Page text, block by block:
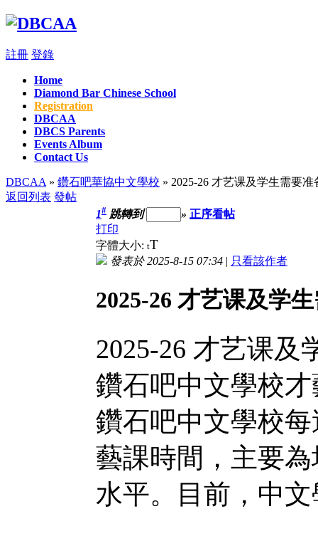
註冊 登錄
Home
Diamond Bar Chinese School
Registration
DBCAA
DBCS Parents
Events Album
Contact Us
DBCAA » 鑽石吧華協中文學校 » 2025-26 才艺课及学生需要
返回列表 發帖
1# 跳轉到 » 正序看帖
打印
字體大小: tT
發表於 2025-8-15 07:34 | 只看該作者
2025-26 才艺课及学
2025-26 才艺课及
鑽石吧中文學校
鑽石吧中文學校每
藝課時間，主要
水平。目前，中